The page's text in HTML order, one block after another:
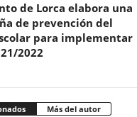
de Lorca elabora una
de prevención del
para implementar
2022
Más del autor